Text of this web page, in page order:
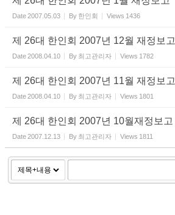
Date2007.05.03 By 한인회 Views 1436
제 26대 한인회 2007년 12월 재정보고
Date2008.04.10 By 최고관리자 Views 1782
제 26대 한인회 2007년 11월 재정보고
Date2008.04.10 By 최고관리자 Views 1801
제 26대 한인회 2007년 10월재정보고
Date2007.12.13 By 최고관리자 Views 1811